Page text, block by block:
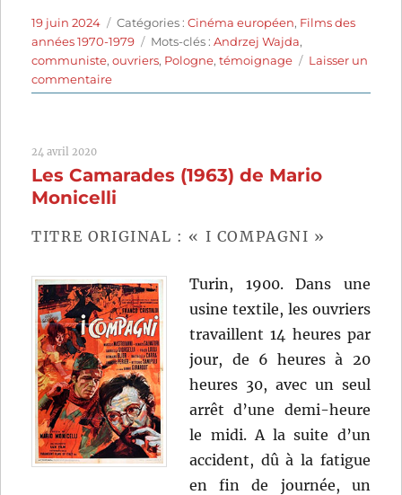
Publié
le
19 juin 2024 Catégories
Catégories :Cinéma européen, Films des
années 1970-1979
Étiquettes
Mots-clés :Andrzej Wajda,
communiste,ouvriers, Pologne,témoignage
Laisser un
commentairesur
L’Homme
de
Andrzej
24 avril 2020
Les Camarades (1963) de Mario
Monicelli
TITRE ORIGINAL : « I COMPAGNI »
Turin, 1900. Dans une
usine textile, les ouvriers
travaillent 14 heures par
jour, de 6 heures à 20
heures 30, avec un seul
arrêt d’une demi-heure
le midi. A la suite d’un
accident, dû à la fatigue
en fin de journée, un